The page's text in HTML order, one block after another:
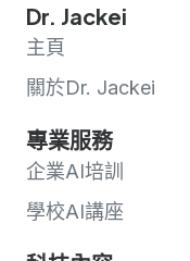
Dr. Jackei
主頁
關於Dr. Jackei
專業服務
企業AI培訓
學校AI講座